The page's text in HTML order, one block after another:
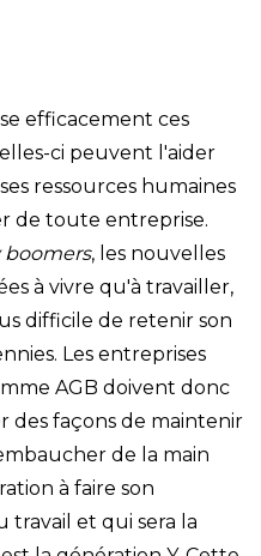
efficacement ces
ci peuvent l'aider
ressources humaines
de toute entreprise.
boomers, les nouvelles
à vivre qu'à travailler,
difficile de retenir son
Les entreprises
AGB doivent donc
façons de maintenir
de la main
à faire son
travail et qui sera la